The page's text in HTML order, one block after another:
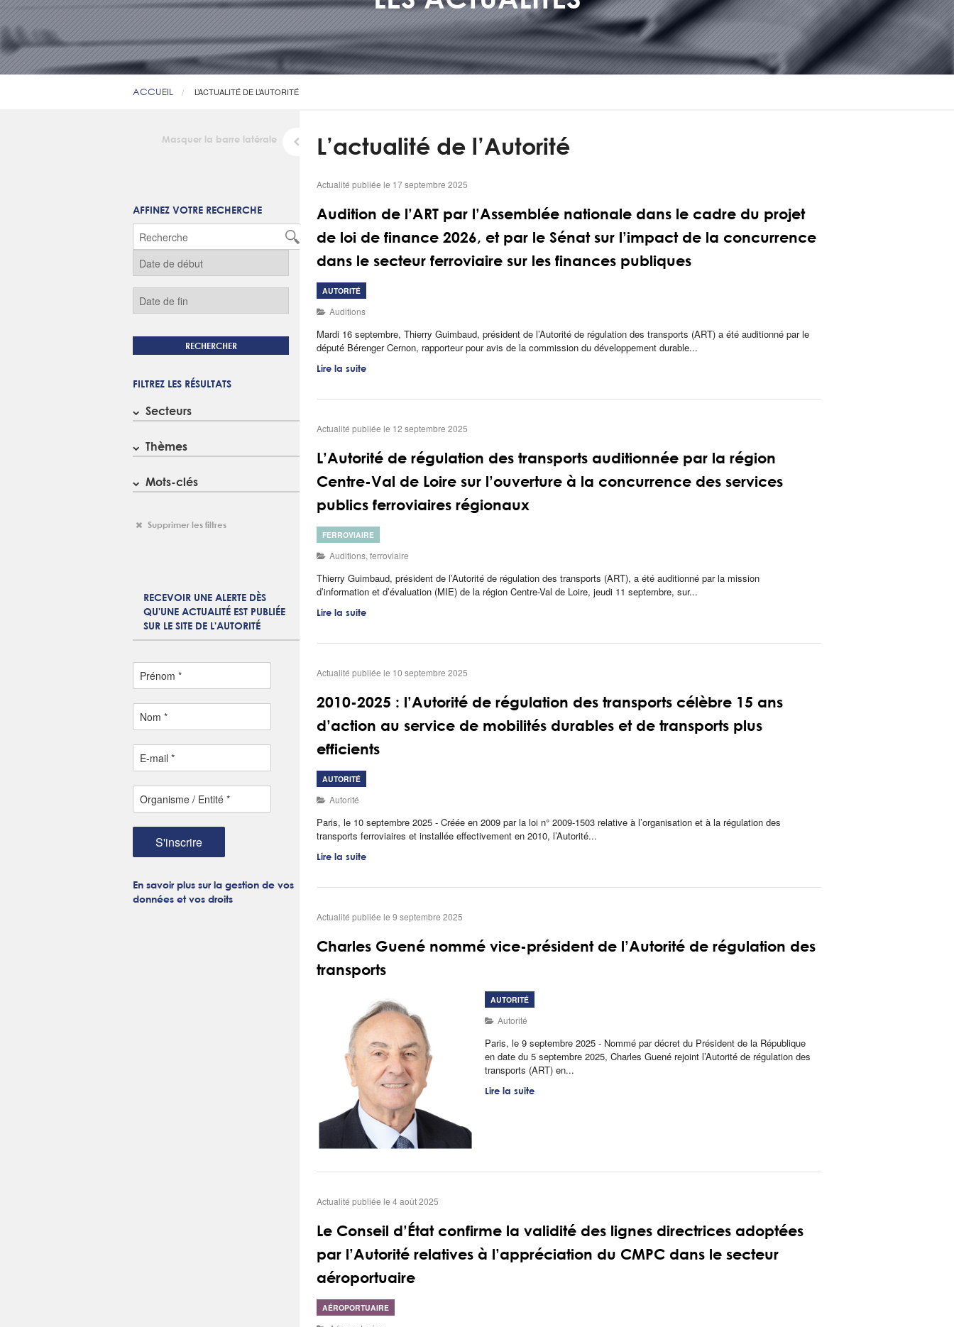
ACCUEIL L’ACTUALITÉ DE L’AUTORITÉ
Masquer la barre latérale
AFFINEZ VOTRE RECHERCHE
RECHERCHER
FILTREZ LES RÉSULTATS
Secteurs
Thèmes
Mots-clés
Supprimer les filtres
RECEVOIR UNE ALERTE DÈS
QU'UNE ACTUALITÉ EST PUBLIÉE
SUR LE SITE DE L'AUTORITÉ
S'inscrire
En savoir plus sur la gestion de vos
données et vos droits
L’actualité de l’Autorité
Actualité publiée le 17 septembre 2025
Audition de l’ART par l’Assemblée nationale dans le cadre du projet
de loi de finance 2026, et par le Sénat sur l’impact de la concurrence
dans le secteur ferroviaire sur les finances publiques
AUTORITÉ
Auditions
Mardi 16 septembre, Thierry Guimbaud, président de l’Autorité de régulation des transports (ART) a été auditionné par le
député Bérenger Cernon, rapporteur pour avis de la commission du développement durable...
Lire la suite
Actualité publiée le 12 septembre 2025
L’Autorité de régulation des transports auditionnée par la région
Centre-Val de Loire sur l’ouverture à la concurrence des services
publics ferroviaires régionaux
FERROVIAIRE
Auditions, ferroviaire
Thierry Guimbaud, président de l’Autorité de régulation des transports (ART), a été auditionné par la mission
d’information et d’évaluation (MIE) de la région Centre-Val de Loire, jeudi 11 septembre, sur...
Lire la suite
Actualité publiée le 10 septembre 2025
2010-2025 : l’Autorité de régulation des transports célèbre 15 ans
d’action au service de mobilités durables et de transports plus
efficients
AUTORITÉ
Autorité
Paris, le 10 septembre 2025 - Créée en 2009 par la loi n° 2009-1503 relative à l’organisation et à la régulation des
transports ferroviaires et installée effectivement en 2010, l’Autorité...
Lire la suite
Actualité publiée le 9 septembre 2025
Charles Guené nommé vice-président de l’Autorité de régulation des
transports
AUTORITÉ
Autorité
Paris, le 9 septembre 2025 - Nommé par décret du Président de la République
en date du 5 septembre 2025, Charles Guené rejoint l’Autorité de régulation des
transports (ART) en...
Lire la suite
Actualité publiée le 4 août 2025
Le Conseil d’État confirme la validité des lignes directrices adoptées
par l’Autorité relatives à l’appréciation du CMPC dans le secteur
aéroportuaire
AÉROPORTUAIRE